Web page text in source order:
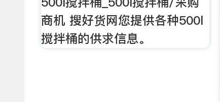
商机 搜好货网您提供各种500l
搅拌桶的供求信息。